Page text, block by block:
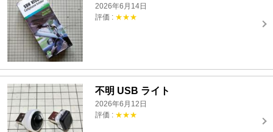
2026年6月14日
評価 : ★★★
不明 USB ライト
2026年6月12日
評価 : ★★★